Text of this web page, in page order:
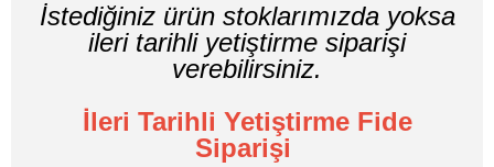
İstediğiniz ürün stoklarımızda yoksa
ileri tarihli yetiştirme siparişi
verebilirsiniz.
İleri Tarihli Yetiştirme Fide
Siparişi